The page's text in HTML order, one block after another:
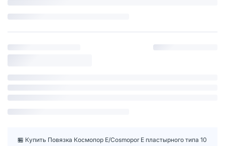
🏪 Купить Повязка Космопор Е/Cosmopor Е пластырного типа 10